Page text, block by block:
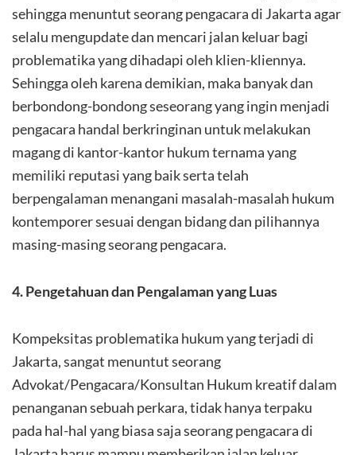
sehingga menuntut seorang pengacara di Jakarta agar
selalu mengupdate dan mencari jalan keluar bagi
problematika yang dihadapi oleh klien-kliennya.
Sehingga oleh karena demikian, maka banyak dan
berbondong-bondong seseorang yang ingin menjadi
pengacara handal berkringinan untuk melakukan
magang di kantor-kantor hukum ternama yang
memiliki reputasi yang baik serta telah
berpengalaman menangani masalah-masalah hukum
kontemporer sesuai dengan bidang dan pilihannya
masing-masing seorang pengacara.
4. Pengetahuan dan Pengalaman yang Luas
Kompeksitas problematika hukum yang terjadi di
Jakarta, sangat menuntut seorang
Advokat/Pengacara/Konsultan Hukum kreatif dalam
penanganan sebuah perkara, tidak hanya terpaku
pada hal-hal yang biasa saja seorang pengacara di